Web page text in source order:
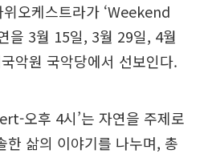
오케스트라가 ‘Weekend
을 3월 15일, 3월 29일, 4월
악원 국악당에서 선보인다.
오후 4시’는 자연을 주제로
한 삶의 이야기를 나누며, 총